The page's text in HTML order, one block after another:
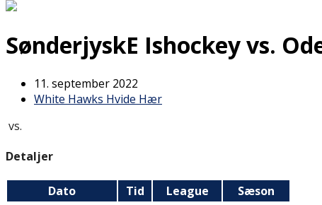
SønderjyskE Ishockey vs.
11. september 2022
White Hawks Hvide Hær
vs.
Detaljer
Dato Tid League
Sæson